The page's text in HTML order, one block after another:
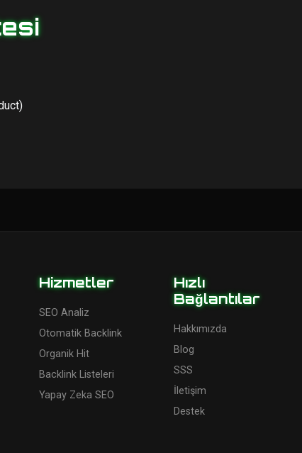
Hizmetler
SEO Analiz
Otomatik Backlink
Organik Hit
Backlink Listeleri
Yapay Zeka SEO
Hızlı
Bağlantılar
Hakkımızda
Blog
SSS
İletişim
Destek